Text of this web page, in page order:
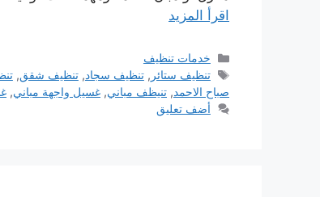
اقرأ المزيد
التصنيفات
خدمات تنظيف
الوسوم
تنظيف ستائر ,تنظيف سجاد,تنظيف شقق,
صباح الاحمد, تنيظف مباني, غسيل واجهة مباني,
أضف تعليق